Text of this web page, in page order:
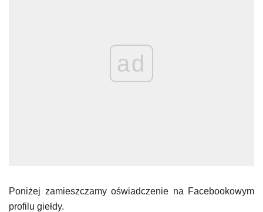
ad
Poniżej zamieszczamy oświadczenie na Facebookowym
profilu giełdy.